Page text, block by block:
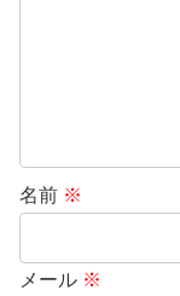
名前 ※
メール ※